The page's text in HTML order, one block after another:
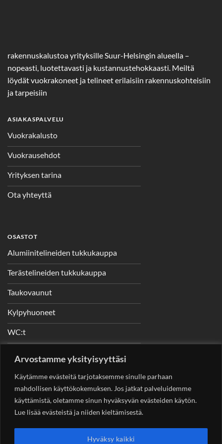
Arvostamme yksityisyyttäsi
Käytämme evästeitä tarjotaksemme sinulle parhaan
mahdollisen käyttökokemuksen. Jos jatkat palveluidemme
käyttämistä, oletamme sinun hyväksyvän evästeiden käytön.
Lue lisää evästeistä ja niiden kieltämisestä.
Hyväksy kaikki
rakennuskalustoa yrityksille Suur-Helsingin alueella –
nopeasti, luotettavasti ja kustannustehokkaasti. Meiltä
löydät vuokrakoneet ja telineet erilaisiin rakennuskohteisiin
ja tarpeisiin
ASIAKASPALVELU
Vuokrakalusto
Vuokrausehdot
Yrityksen tarina
Ota yhteyttä
OSASTOT
Alumiinitelineiden tukkukauppa
Terästelineiden tukkukauppa
Taukovaunut
Kylpyhuoneet
WC:t
YHTEYSTIEDOT
Helsingin Rakennuskonevuokraus OySotungintie 449,
00890 Helsinki 0400 99 53 63